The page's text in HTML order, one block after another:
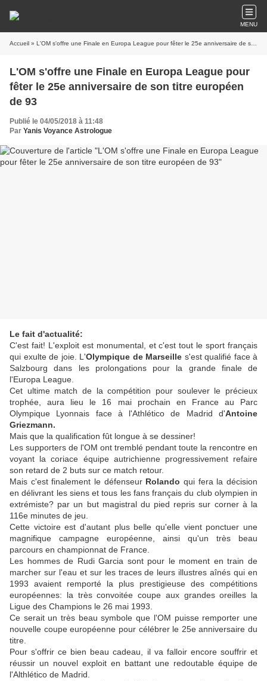
MENU
Accueil » L'OM s'offre une Finale en Europa League pour fêter le 25e anniversaire de son titre européen de 93
L'OM s'offre une Finale en Europa League pour
fêter le 25e anniversaire de son titre européen
de 93
Publié le 04/05/2018 à 11:48
Par Yanis Voyance Astrologue
Le fait d'actualité:
C'est fait! L'exploit est monumental, et c'est tout le sport français
qui exulte de joie. L'Olympique de Marseille s'est qualifié face à
Salzbourg dans les prolongations pour la grande finale de
l'Europa League.
Cet ultime match de la compétition pour soulever le précieux
trophée, aura lieu le 16 mai prochain en France au Parc
Olympique Lyonnais face à l'Athlético de Madrid d'Antoine
Griezmann.
Mais que la qualification fût longue à se dessiner!
Les supporters de l'OM ont tremblé pendant toute la rencontre en
voyant la coriace équipe autrichienne progressivement refaire
son retard de 2 buts sur ce match retour.
Mais c'est finalement le défenseur Rolandoqui fera la décision
en délivrant les siens et tous les fans français du club olympien in
extrémiste? par un but magistral du pied repris sur corner à la
116e minutes de jeu.
Cette victoire est d'autant plus belle qu'elle vient ponctuer une
magnifique campagne européenne, ainsi qu'un très beau
parcours en championnat de France.
Les hommes de Rudi Garcia sont pour le moment en train de
marcher sur l'eau et sur les traces de leurs illustres aînés qui en
1993 avaient remporté la plus prestigieuse des compétitions
européennes: la très convoitée coupe aux grandes oreilles la
Ligue des Champions le 26 mai 1993.
Ce serait un très beau symbole que l'OM puisse remporter une
nouvelle coupe européenne pour célébrer le 25e anniversaire du
titre.
Pour s'offrir ce bien beau cadeau, il va falloir encore souffrir et
réussir un nouvel exploit en battant une redoutable équipe de
l'Althlético de Madrid.